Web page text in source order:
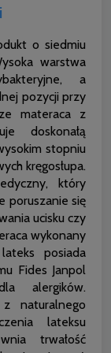
o siedmiu
warstwa
a
pozycji przy
materaca z
doskonałą
stopniu
kręgosłupa.
który
poruszanie się
ucisku czy
wykonany
posiada
Fides Janpol
alergików.
naturalnego
lateksu
trwałość